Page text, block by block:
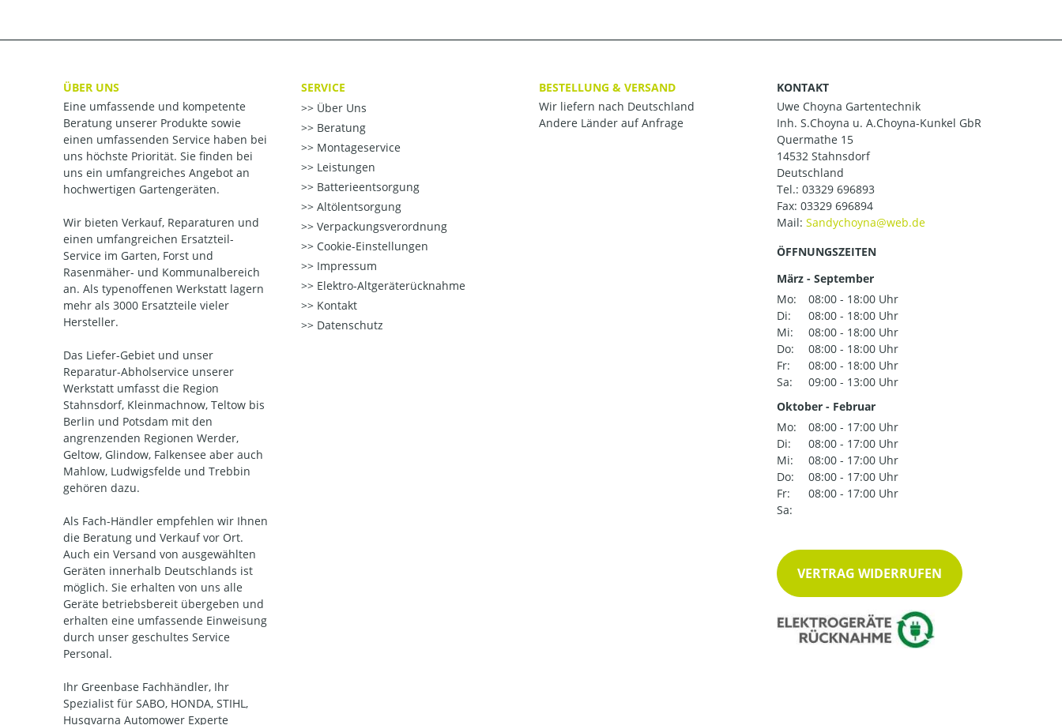
ÜBER UNS
Eine umfassende und kompetente
Beratung unserer Produkte sowie
einen umfassenden Service haben bei
uns höchste Priorität. Sie finden bei
uns ein umfangreiches Angebot an
hochwertigen Gartengeräten.
Wir bieten Verkauf, Reparaturen und
einen umfangreichen Ersatzteil-
Service im Garten, Forst und
Rasenmäher- und Kommunalbereich
an. Als typenoffenen Werkstatt lagern
mehr als 3000 Ersatzteile vieler
Hersteller.
Das Liefer-Gebiet und unser
Reparatur-Abholservice unserer
Werkstatt umfasst die Region
Stahnsdorf, Kleinmachnow, Teltow bis
Berlin und Potsdam mit den
angrenzenden Regionen Werder,
Geltow, Glindow, Falkensee aber auch
Mahlow, Ludwigsfelde und Trebbin
gehören dazu.
Als Fach-Händler empfehlen wir Ihnen
die Beratung und Verkauf vor Ort.
Auch ein Versand von ausgewählten
Geräten innerhalb Deutschlands ist
möglich. Sie erhalten von uns alle
Geräte betriebsbereit übergeben und
erhalten eine umfassende Einweisung
durch unser geschultes Service
Personal.
Ihr Greenbase Fachhändler, Ihr
Spezialist für SABO, HONDA, STIHL,
Husqvarna Automower Experte
SERVICE
Über Uns
Beratung
Montageservice
Leistungen
Batterieentsorgung
Altölentsorgung
Verpackungsverordnung
Cookie-Einstellungen
Impressum
Elektro-Altgeräterücknahme
Kontakt
Datenschutz
BESTELLUNG & VERSAND
Wir liefern nach Deutschland
Andere Länder auf Anfrage
KONTAKT
Uwe Choyna Gartentechnik
Inh. S.Choyna u. A.Choyna-Kunkel GbR
Quermathe 15
14532 Stahnsdorf
Deutschland
Tel.: 03329 696893
Fax: 03329 696894
Mail:
ÖFFNUNGSZEITEN
März - September
Mo:
08:00 - 18:00 Uhr
Di:
08:00 - 18:00 Uhr
Mi:
08:00 - 18:00 Uhr
Do:
08:00 - 18:00 Uhr
Fr:
08:00 - 18:00 Uhr
Sa:
09:00 - 13:00 Uhr
Oktober - Februar
Mo:
08:00 - 17:00 Uhr
Di:
08:00 - 17:00 Uhr
Mi:
08:00 - 17:00 Uhr
Do:
08:00 - 17:00 Uhr
Fr:
08:00 - 17:00 Uhr
Sa:
VERTRAG WIDERRUFEN